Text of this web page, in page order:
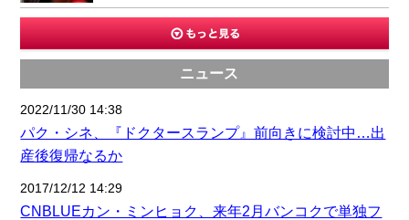
ニュース
2022/11/30 14:38
パク・シネ、『ドクタースランプ』前向きに検討中…出
産後復帰なるか
2017/12/12 14:29
CNBLUEカン・ミンヒョク、来年2月バンコクで単独フ